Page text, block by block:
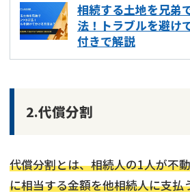
相続する土地を兄弟
法！トラブルを避け
付きで解説
2.代償分割
代償分割とは、相続人の1人が不
に相当する金額を他相続人に支払